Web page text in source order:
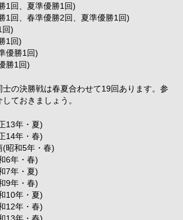
1回、夏準優勝1回)
1回、春準優勝2回、夏準優勝1回)
回)
1回)
優勝1回)
勝1回)
の決勝戦は春夏合わせて19回あります。参
ておきましょう。
13年・夏)
14年・春)
(昭和5年・春)
6年・春)
7年・夏)
9年・春)
10年・夏)
12年・春)